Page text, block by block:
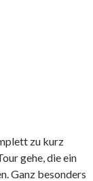
zu kurz
gehe, die ein
Ganz besonders